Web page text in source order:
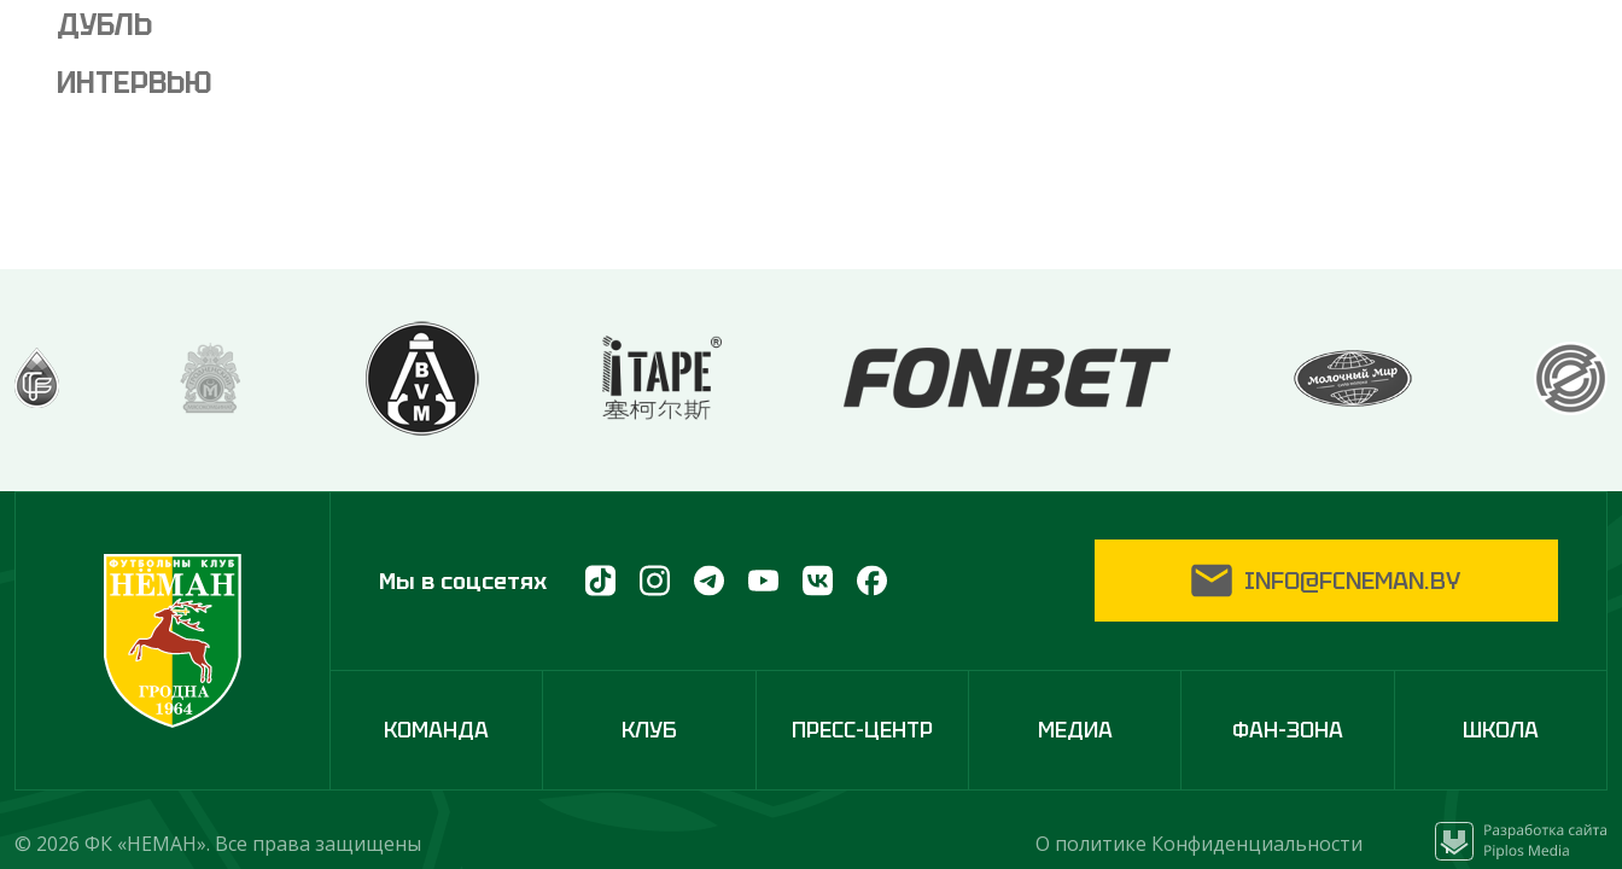
ДУБЛЬ
ИНТЕРВЬЮ
Мы в соцсетях INFO@FCNEMAN.BY
КОМАНДА КЛУБ ПРЕСС-ЦЕНТР МЕДИА ФАН-ЗОНА ШКОЛА
© 2026 ФК «НЕМАН». Все права защищены О политике Конфиденциальности